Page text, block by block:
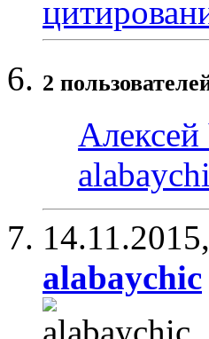
2
14.11.2015,
alabaychic